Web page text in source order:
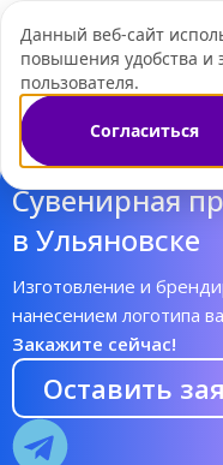
Данный веб-сайт
повышения удобства и
пользователя.
Согласиться
Cувенирная
в Ульяновске
Изготовление и
нанесением логотипа
Закажите сейчас!
Оставить